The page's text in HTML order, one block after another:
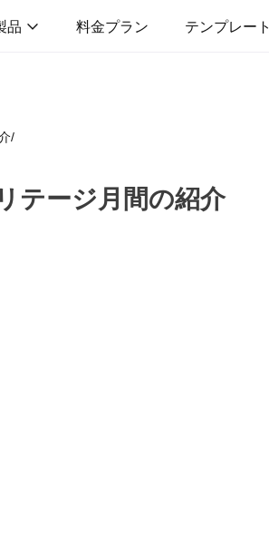
品 料金プラン テンプレート
/
テージ月間の紹介